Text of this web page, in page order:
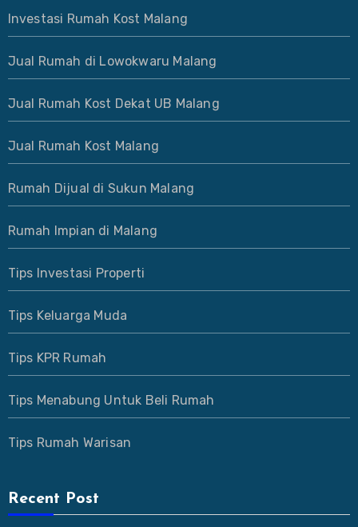
Investasi Rumah Kost Malang
Jual Rumah di Lowokwaru Malang
Jual Rumah Kost Dekat UB Malang
Jual Rumah Kost Malang
Rumah Dijual di Sukun Malang
Rumah Impian di Malang
Tips Investasi Properti
Tips Keluarga Muda
Tips KPR Rumah
Tips Menabung Untuk Beli Rumah
Tips Rumah Warisan
Recent Post